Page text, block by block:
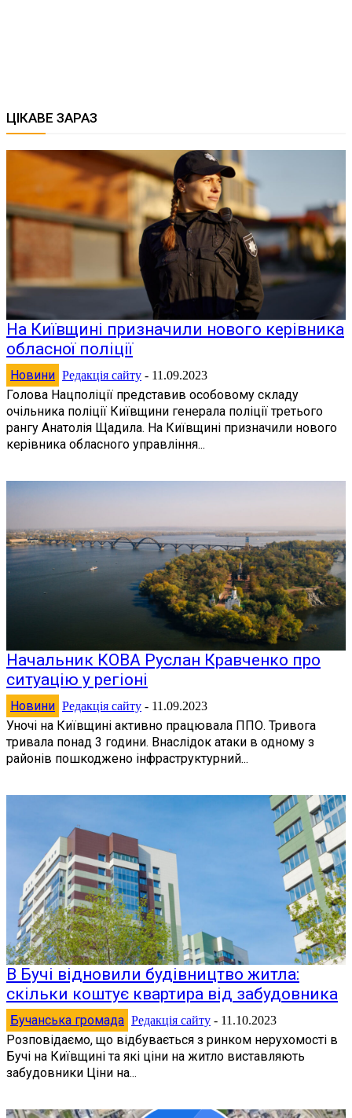
ЦІКАВЕ ЗАРАЗ
На Київщині призначили нового керівника
обласної поліції
Новини Редакція сайту - 11.09.2023
Голова Нацполіції представив особовому складу
очільника поліції Київщини генерала поліції третього
рангу Анатолія Щадила. На Київщині призначили нового
керівника обласного управління...
Начальник КОВА Руслан Кравченко про
ситуацію у регіоні
Новини Редакція сайту - 11.09.2023
Уночі на Київщині активно працювала ППО. Тривога
тривала понад 3 години. Внаслідок атаки в одному з
районів пошкоджено інфраструктурний...
В Бучі відновили будівництво житла:
скільки коштує квартира від забудовника
Бучанська громада Редакція сайту - 11.10.2023
Розповідаємо, що відбувається з ринком нерухомості в
Бучі на Київщині та які ціни на житло виставляють
забудовники Ціни на...